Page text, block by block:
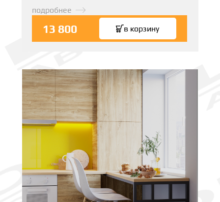
подробнее
13 800 в корзину